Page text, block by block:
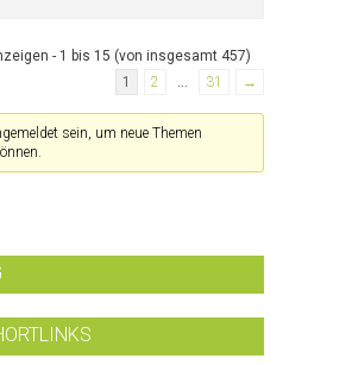
- 1 bis 15 (von insgesamt 457)
1
2 … 31 →
sein, um neue Themen